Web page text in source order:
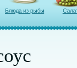
Блюда из рыбы